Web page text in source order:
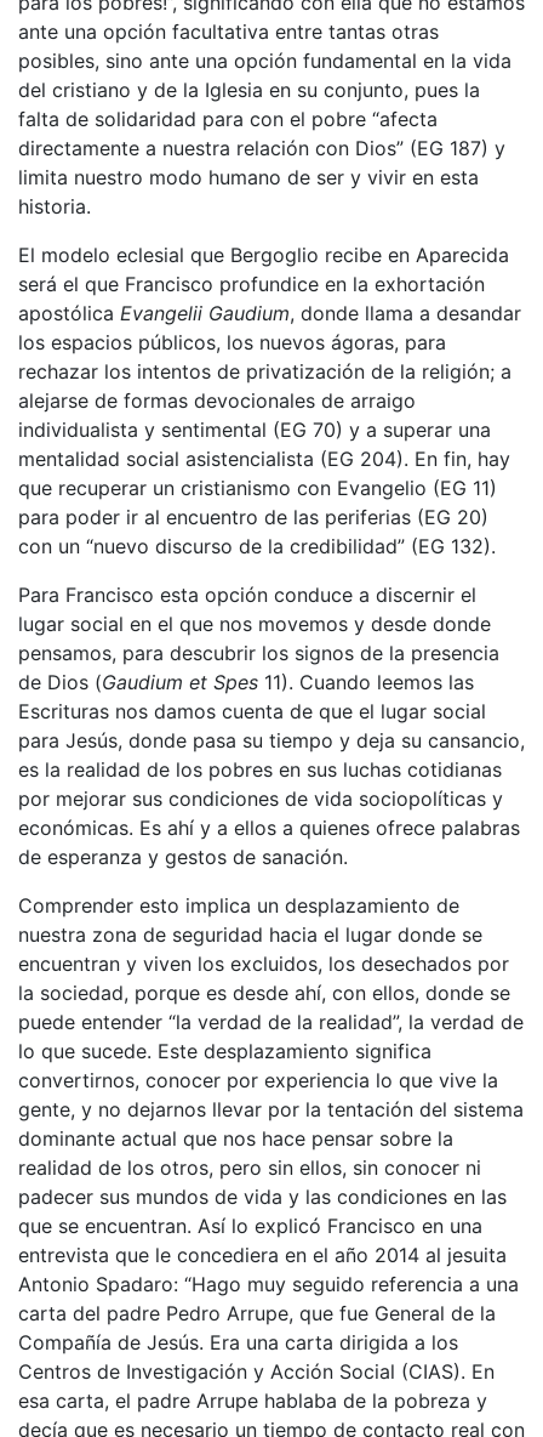
ante una opción facultativa entre tantas otras
posibles, sino ante una opción fundamental en la vida
del cristiano y de la Iglesia en su conjunto, pues la
falta de solidaridad para con el pobre “afecta
directamente a nuestra relación con Dios” (EG 187) y
limita nuestro modo humano de ser y vivir en esta
historia.
El modelo eclesial que Bergoglio recibe en Aparecida
será el que Francisco profundice en la exhortación
apostólica Evangelii Gaudium, donde llama a desandar
los espacios públicos, los nuevos ágoras, para
rechazar los intentos de privatización de la religión; a
alejarse de formas devocionales de arraigo
individualista y sentimental (EG 70) y a superar una
mentalidad social asistencialista (EG 204). En fin, hay
que recuperar un cristianismo con Evangelio (EG 11)
para poder ir al encuentro de las periferias (EG 20)
con un “nuevo discurso de la credibilidad” (EG 132).
Para Francisco esta opción conduce a discernir el
lugar social en el que nos movemos y desde donde
pensamos, para descubrir los signos de la presencia
de Dios (Gaudium et Spes 11). Cuando leemos las
Escrituras nos damos cuenta de que el lugar social
para Jesús, donde pasa su tiempo y deja su cansancio,
es la realidad de los pobres en sus luchas cotidianas
por mejorar sus condiciones de vida sociopolíticas y
económicas. Es ahí y a ellos a quienes ofrece palabras
de esperanza y gestos de sanación.
Comprender esto implica un desplazamiento de
nuestra zona de seguridad hacia el lugar donde se
encuentran y viven los excluidos, los desechados por
la sociedad, porque es desde ahí, con ellos, donde se
puede entender “la verdad de la realidad”, la verdad de
lo que sucede. Este desplazamiento significa
convertirnos, conocer por experiencia lo que vive la
gente, y no dejarnos llevar por la tentación del sistema
dominante actual que nos hace pensar sobre la
realidad de los otros, pero sin ellos, sin conocer ni
padecer sus mundos de vida y las condiciones en las
que se encuentran. Así lo explicó Francisco en una
entrevista que le concediera en el año 2014 al jesuita
Antonio Spadaro: “Hago muy seguido referencia a una
carta del padre Pedro Arrupe, que fue General de la
Compañía de Jesús. Era una carta dirigida a los
Centros de Investigación y Acción Social (CIAS). En
esa carta, el padre Arrupe hablaba de la pobreza y
decía que es necesario un tiempo de contacto real con